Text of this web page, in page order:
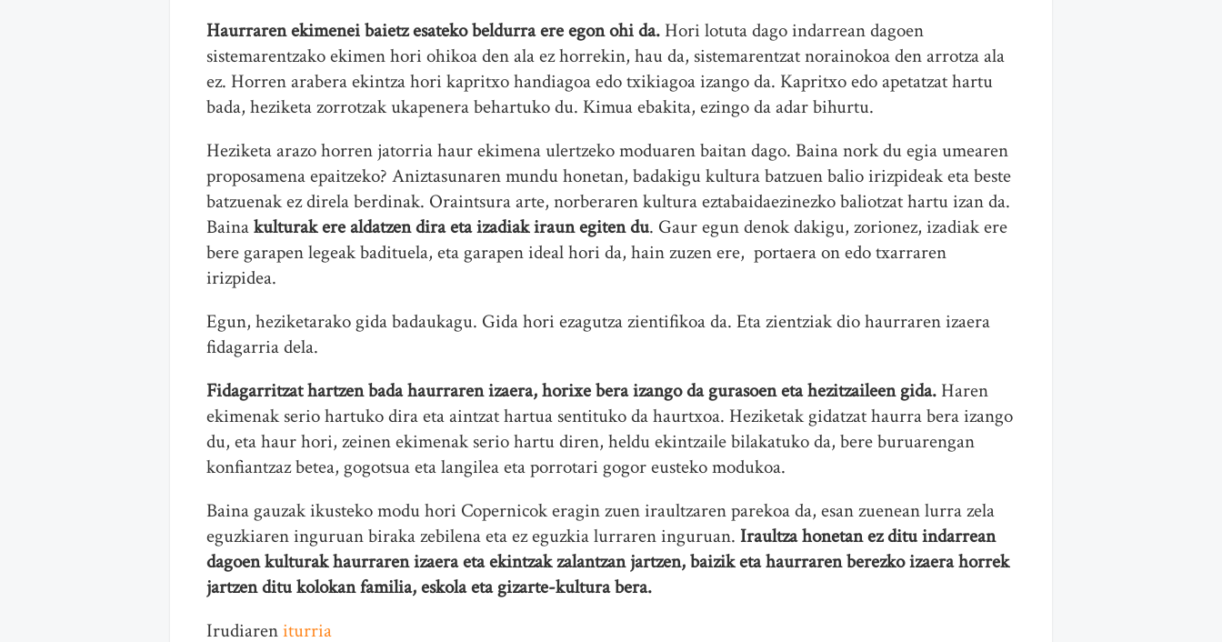
Haurraren ekimenei baietz esateko beldurra ere egon ohi da. Hori lotuta dago indarrean dagoen
sistemarentzako ekimen hori ohikoa den ala ez horrekin, hau da, sistemarentzat norainokoa den arrotza ala
ez. Horren arabera ekintza hori kapritxo handiagoa edo txikiagoa izango da. Kapritxo edo apetatzat hartu
bada, heziketa zorrotzak ukapenera behartuko du. Kimua ebakita, ezingo da adar bihurtu.
Heziketa arazo horren jatorria haur ekimena ulertzeko moduaren baitan dago. Baina nork du egia umearen
proposamena epaitzeko? Aniztasunaren mundu honetan, badakigu kultura batzuen balio irizpideak eta beste
batzuenak ez direla berdinak. Oraintsura arte, norberaren kultura eztabaidaezinezko baliotzat hartu izan da.
Bainakulturak ere aldatzen dira eta izadiak iraun egiten du. Gaur egun denok dakigu, zorionez, izadiak ere
bere garapen legeak badituela, eta garapen ideal hori da, hain zuzen ere, portaera on edo txarraren
irizpidea.
Egun, heziketarako gida badaukagu. Gida hori ezagutza zientifikoa da. Eta zientziak dio haurraren izaera
fidagarria dela.
Fidagarritzat hartzen bada haurraren izaera, horixe bera izango da gurasoen eta hezitzaileen gida. Haren
ekimenak serio hartuko dira eta aintzat hartua sentituko da haurtxoa. Heziketak gidatzat haurra bera izango
du, eta haur hori, zeinen ekimenak serio hartu diren, heldu ekintzaile bilakatuko da, bere buruarengan
konfiantzaz betea, gogotsua eta langilea eta porrotari gogor eusteko modukoa.
Baina gauzak ikusteko modu hori Copernicok eragin zuen iraultzaren parekoa da, esan zuenean lurra zela
eguzkiaren inguruan biraka zebilena eta ez eguzkia lurraren inguruan. Iraultza honetan ez ditu indarrean
dagoen kulturak haurraren izaera eta ekintzak zalantzan jartzen, baizik eta haurraren berezko izaera horrek
jartzen ditu kolokan familia, eskola eta gizarte-kultura bera.
Irudiareniturria